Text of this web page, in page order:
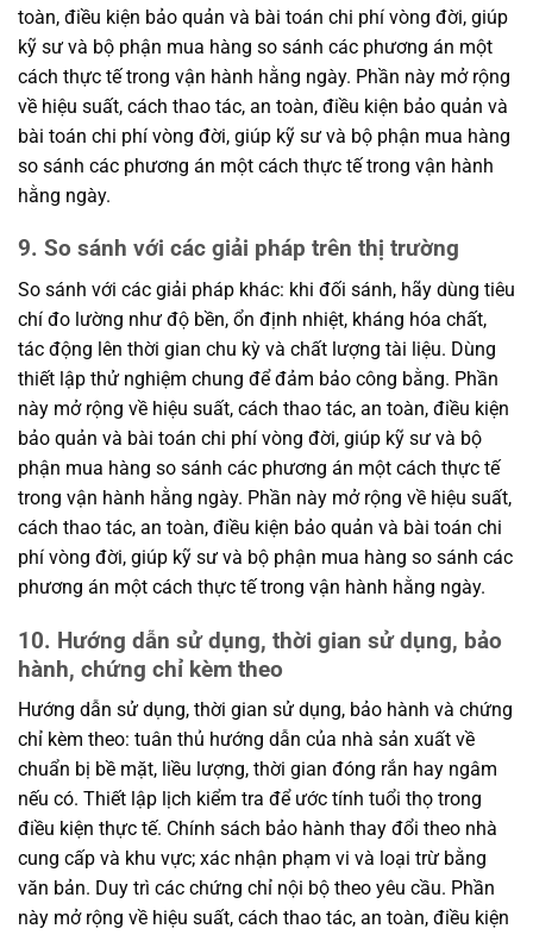
toàn, điều kiện bảo quản và bài toán chi phí vòng đời, giúp
kỹ sư và bộ phận mua hàng so sánh các phương án một
cách thực tế trong vận hành hằng ngày. Phần này mở rộng
về hiệu suất, cách thao tác, an toàn, điều kiện bảo quản và
bài toán chi phí vòng đời, giúp kỹ sư và bộ phận mua hàng
so sánh các phương án một cách thực tế trong vận hành
hằng ngày.
9. So sánh với các giải pháp trên thị trường
So sánh với các giải pháp khác: khi đối sánh, hãy dùng tiêu
chí đo lường như độ bền, ổn định nhiệt, kháng hóa chất,
tác động lên thời gian chu kỳ và chất lượng tài liệu. Dùng
thiết lập thử nghiệm chung để đảm bảo công bằng. Phần
này mở rộng về hiệu suất, cách thao tác, an toàn, điều kiện
bảo quản và bài toán chi phí vòng đời, giúp kỹ sư và bộ
phận mua hàng so sánh các phương án một cách thực tế
trong vận hành hằng ngày. Phần này mở rộng về hiệu suất,
cách thao tác, an toàn, điều kiện bảo quản và bài toán chi
phí vòng đời, giúp kỹ sư và bộ phận mua hàng so sánh các
phương án một cách thực tế trong vận hành hằng ngày.
10. Hướng dẫn sử dụng, thời gian sử dụng, bảo
hành, chứng chỉ kèm theo
Hướng dẫn sử dụng, thời gian sử dụng, bảo hành và chứng
chỉ kèm theo: tuân thủ hướng dẫn của nhà sản xuất về
chuẩn bị bề mặt, liều lượng, thời gian đóng rắn hay ngâm
nếu có. Thiết lập lịch kiểm tra để ước tính tuổi thọ trong
điều kiện thực tế. Chính sách bảo hành thay đổi theo nhà
cung cấp và khu vực; xác nhận phạm vi và loại trừ bằng
văn bản. Duy trì các chứng chỉ nội bộ theo yêu cầu. Phần
này mở rộng về hiệu suất, cách thao tác, an toàn, điều kiện